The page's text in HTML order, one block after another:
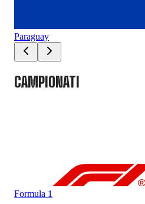
Paraguay
CAMPIONATI
Formula 1